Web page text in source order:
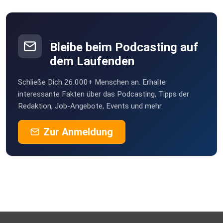
LinkedIn:
⁠https://www.linkedin.com/in/patrick-fuengerlings-
b2bmarketing-contentmarketing-teamlead/?
Bleibe beim Podcasting auf
dem Laufenden
Schließe Dich 26.000+ Menschen an. Erhalte
interessante Fakten über das Podcasting, Tipps der
Redaktion, Job-Angebote, Events und mehr.
Zur Anmeldung